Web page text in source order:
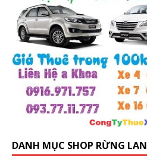
DANH MỤC SHOP RỪNG LAN